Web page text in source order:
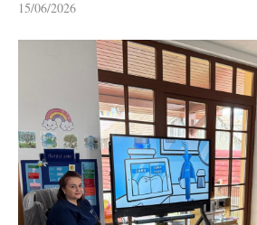
15/06/2026